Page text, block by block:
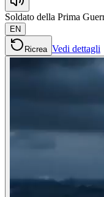
Soldato della Prima
EN
Ricrea Vedi dettagli